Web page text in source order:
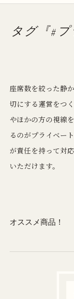
タグ『#
座席数を絞った静
切にする運営をつ
やほかの方の視線
るのがプライベー
が責任を持って対
いただけます。
オススメ商品！